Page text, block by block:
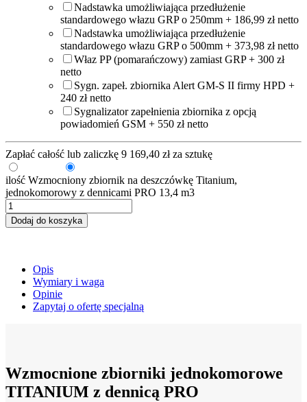
Nadstawka umożliwiająca przedłużenie
standardowego włazu GRP o 250mm + 186,99 zł netto
Nadstawka umożliwiająca przedłużenie
standardowego włazu GRP o 500mm + 373,98 zł netto
Właz PP (pomarańczowy) zamiast GRP + 300 zł
netto
Sygn. zapeł. zbiornika Alert GM-S II firmy HPD +
240 zł netto
Sygnalizator zapełnienia zbiornika z opcją
powiadomień GSM + 550 zł netto
Zapłać całość lub zaliczkę 9 169,40 zł za sztukę
ilość Wzmocniony zbiornik na deszczówkę Titanium,
jednokomorowy z dennicami PRO 13,4 m3
Dodaj do koszyka
Opis
Wymiary i waga
Opinie
Zapytaj o ofertę specjalną
Wzmocnione zbiorniki jednokomorowe
TITANIUM z dennicą PRO